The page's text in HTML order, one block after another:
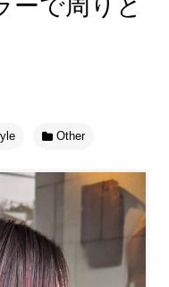
ーで周りと
Other